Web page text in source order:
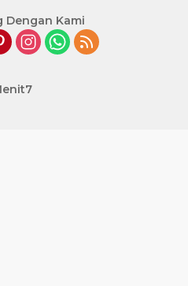
Dengan Kami